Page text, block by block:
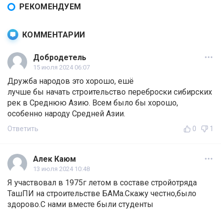
РЕКОМЕНДУЕМ
КОММЕНТАРИИ
Добродетель
15 июля 2024 06:07
Дружба народов это хорошо, ешё
лучше бы начать строительство переброски сибирских
рек в Среднюю Азию. Всем было бы хорошо,
особенно народу Средней Азии.
Ответить 0 1
Алек Каюм
13 июля 2024 10:48
Я участвовал в 1975г летом в составе стройотряда
ТашПИ на строительстве БАМа.Скажу честно,было
здорово.С нами вместе были студенты